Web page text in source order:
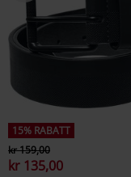
15% RABATT
kr 159,00
kr 135,00